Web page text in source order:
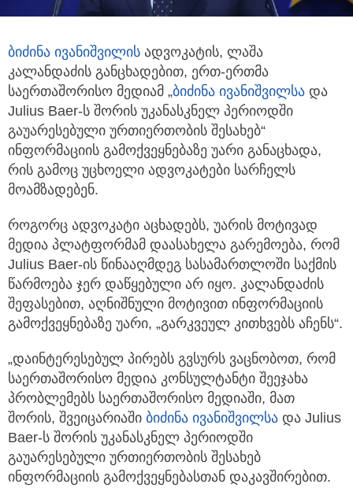
ბიძინა ივანიშვილის ადვოკატის, ლაშა
კალანდაძის განცხადებით, ერთ-ერთმა
საერთაშორისო მედიამ „ბიძინა ივანიშვილსა და
Julius Baer-ს შორის უკანასკნელ პერიოდში
გაუარესებული ურთიერთობის შესახებ“
ინფორმაციის გამოქვეყნებაზე უარი განაცხადა,
რის გამოც უცხოელი ადვოკატები სარჩელს
მოამზადებენ.
როგორც ადვოკატი აცხადებს, უარის მოტივად
მედია პლატფორმამ დაასახელა გარემოება, რომ
Julius Baer-ის წინააღმდეგ სასამართლოში საქმის
წარმოება ჯერ დაწყებული არ იყო. კალანდაძის
შეფასებით, აღნიშნული მოტივით ინფორმაციის
გამოქვეყნებაზე უარი, „გარკვეულ კითხვებს აჩენს“.
„დაინტერესებულ პირებს გვსურს ვაცნობოთ, რომ
საერთაშორისო მედია კონსულტანტი შეეჯახა
პრობლემებს საერთაშორისო მედიაში, მათ
შორის, შვეიცარიაში ბიძინა ივანიშვილსა და Julius
Baer-ს შორის უკანასკნელ პერიოდში
გაუარესებული ურთიერთობის შესახებ
ინფორმაციის გამოქვეყნებასთან დაკავშირებით.